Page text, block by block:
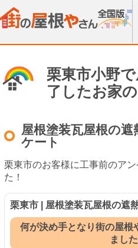
栗東市小野
了したお家
屋根塗装瓦屋根の
ケート
栗東市のお客様に工事前のア
た！
栗東市 | 屋根塗装瓦屋根の遮
何が決め手となり街の屋根
まし